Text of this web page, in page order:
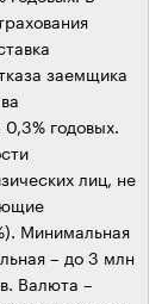
заемщика
годовых.
лиц, не
Минимальная
– до 3 млн
Валюта –